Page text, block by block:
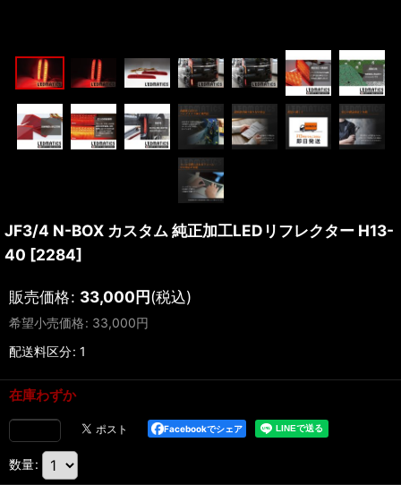
JF3/4 N-BOX カスタム 純正加工LEDリフレクター H13-
40 [2284]
販売価格: 33,000円(税込)
希望小売価格: 33,000円
配送料区分: 1
在庫わずか
Facebookでシェア
数量: